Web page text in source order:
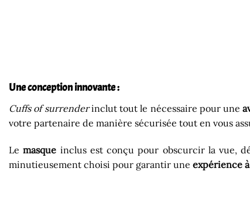
Une conception innovante :
Cuffs of surrenderinclut tout le nécessaire pour une
votre partenaire de manière sécurisée tout en vous
Lemasque inclus est conçu pour obscurcir la vue,
minutieusement choisi pour garantir une expérience